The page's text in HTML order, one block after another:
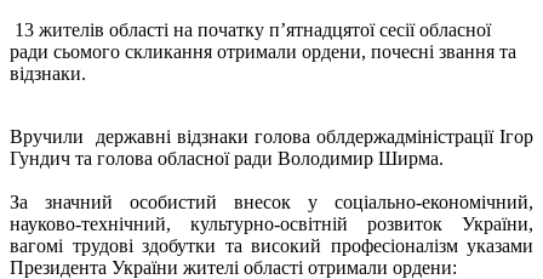
13 жителів області на початку п’ятнадцятої сесії обласної
ради сьомого скликання отримали ордени, почесні звання та
відзнаки.
Вручили державні відзнаки голова облдержадміністрації Ігор
Гундич та голова обласної ради Володимир Ширма.
За значний особистий внесок у соціально-економічний,
науково-технічний, культурно-освітній розвиток України,
вагомі трудові здобутки та високий професіоналізм указами
Президента України жителі області отримали ордени: